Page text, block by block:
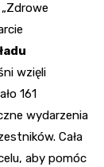
wzięli
161
wydarzenia
Cała
aby pomóc